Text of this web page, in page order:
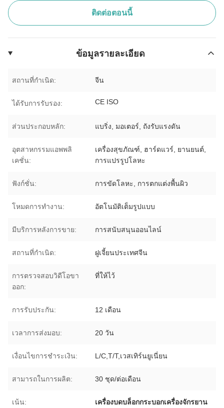
ติดต่อตอนนี้
ข้อมูลรายละเอียด
สถานที่กำเนิด: จีน
ได้รับการรับรอง: CE ISO
ส่วนประกอบหลัก: แบริ่ง, มอเตอร์, ถังรับแรงดัน
อุตสาหกรรมแอพพลิ
เคชั่น:
เครื่องสุขภัณฑ์, ฮาร์ดแวร์, ยานยนต์,
การแปรรูปโลหะ
ฟังก์ชั่น: การขัดโลหะ, การตกแต่งพื้นผิว
โหมดการทำงาน: อัตโนมัติเต็มรูปแบบ
มีบริการหลังการขาย: การสนับสนุนออนไลน์
สถานที่กำเนิด: ฝูเจี้ยนประเทศจีน
การตรวจสอบวิดีโอขา
ออก:
ที่ให้ไว้
การรับประกัน: 12 เดือน
เวลาการส่งมอบ: 20 วัน
เงื่อนไขการชำระเงิน: L/C,T/T,เวสเทิร์นยูเนี่ยน
สามารถในการผลิต: 30 ชุด/ต่อเดือน
เน้น:
เครื่องบดบล็อกกระบอกเครื่องจักรยาน